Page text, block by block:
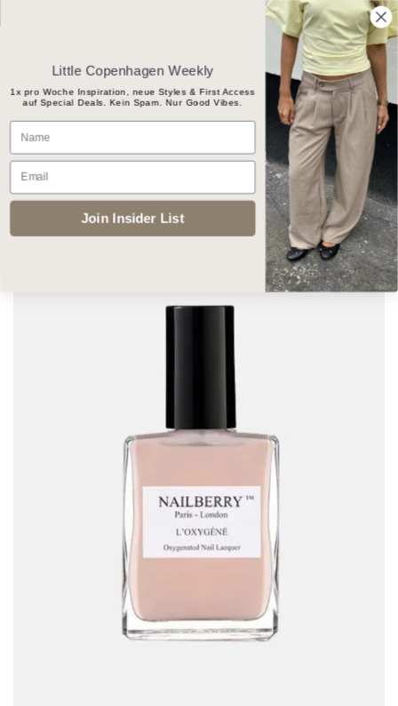
to
Products
search
START / ACCESSOIRES / NAILS
Add to
wishlist
Little Copenhagen Weekly
1x pro Woche Inspiration, neue Styles & First Access
auf Special Deals. Kein Spam. Nur Good Vibes.
Name
Email
Join Insider List